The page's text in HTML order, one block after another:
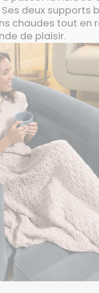
deux
chaudes tout en
de plaisir.